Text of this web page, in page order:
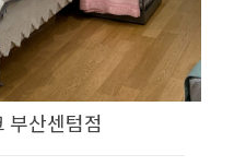
부산센텀점